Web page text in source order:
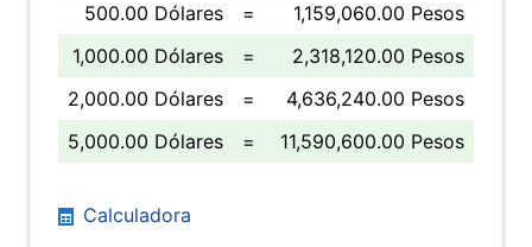
500.00 Dólares
=
1,159,060.00 Pesos
1,000.00 Dólares
=
2,318,120.00 Pesos
2,000.00 Dólares
=
4,636,240.00 Pesos
5,000.00 Dólares
= 11,590,600.00 Pesos
Calculadora